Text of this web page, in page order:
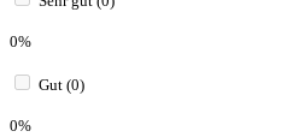
0%
Gut (0)
0%